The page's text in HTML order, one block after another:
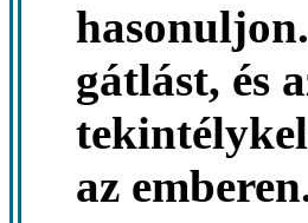
gátlást, és
az